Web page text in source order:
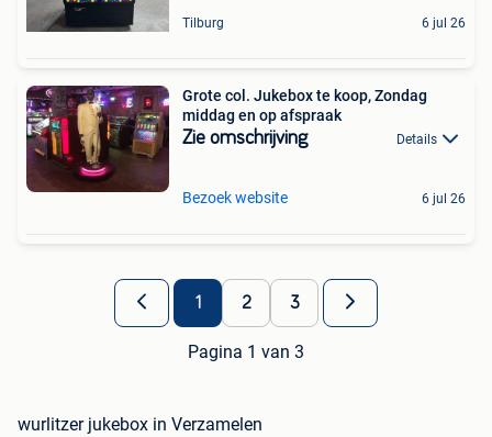
Tilburg 6 jul 26
Grote col. Jukebox te koop, Zondag
middag en op afspraak
Zie omschrijving Details
Bezoek website 6 jul 26
1 2 3
Pagina 1 van 3
wurlitzer jukebox in Verzamelen